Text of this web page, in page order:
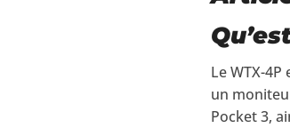
Le WTX-
un
Pocket 3,